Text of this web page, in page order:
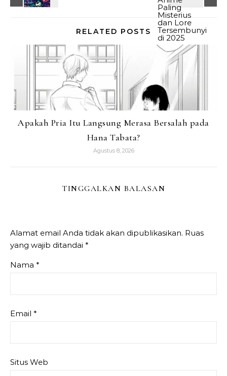
RELATED POSTS
Apakah Pria Itu Langsung Merasa Bersalah pada
Hana Tabata?
Agustus 8, 2026
TINGGALKAN BALASAN
Alamat email Anda tidak akan dipublikasikan. Ruas
yang wajib ditandai *
Nama *
Email *
Situs Web